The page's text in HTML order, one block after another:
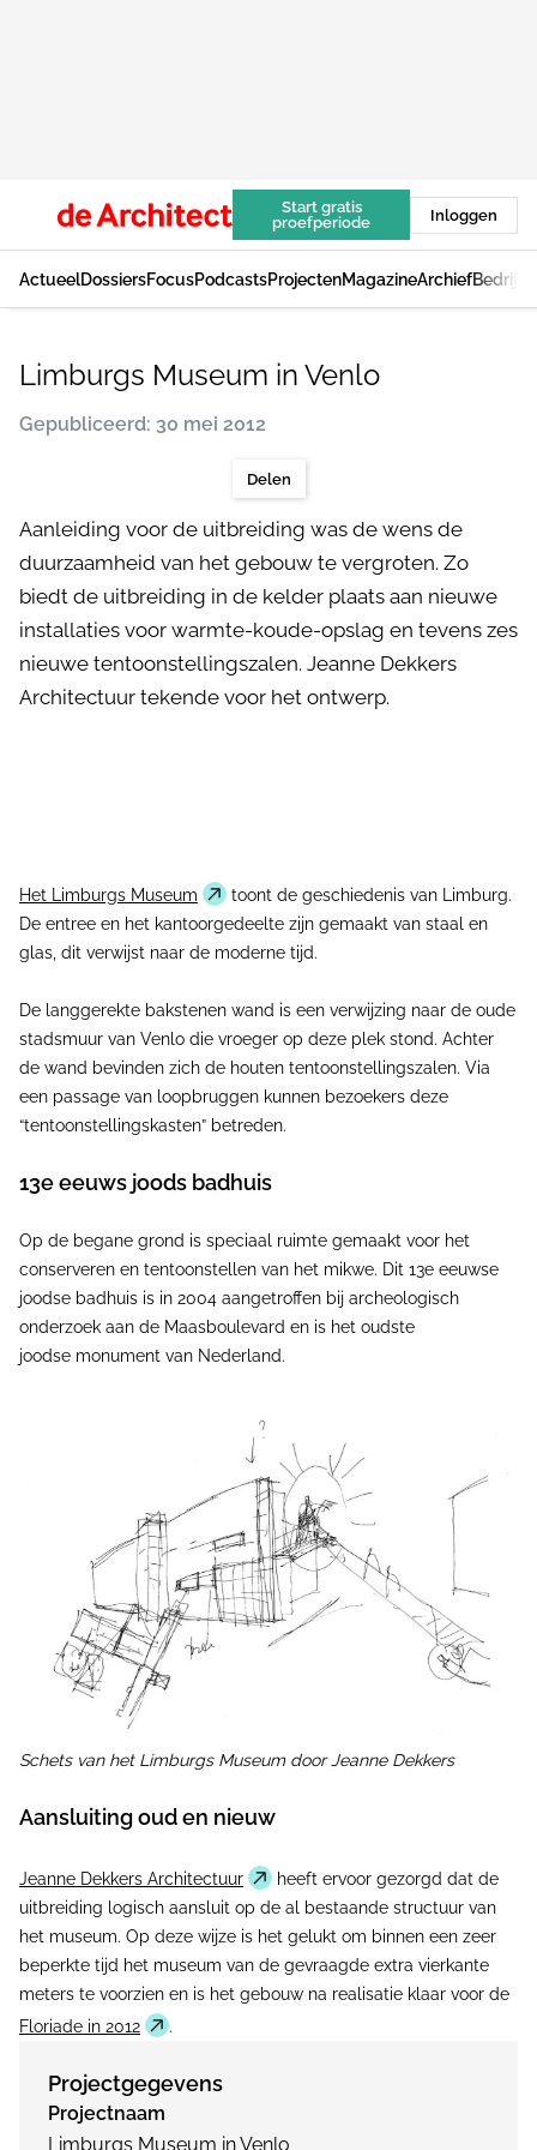
Start gratis
proefperiode
Inloggen
ActueelDossiersFocusPodcastsProjectenMagazineArchief
Limburgs Museum in Venlo
Gepubliceerd: 30 mei 2012
Delen
Aanleiding voor de uitbreiding was de wens de
duurzaamheid van het gebouw te vergroten. Zo
biedt de uitbreiding in de kelder plaats aan nieuwe
installaties voor warmte-koude-opslag en tevens zes
nieuwe tentoonstellingszalen. Jeanne Dekkers
Architectuur tekende voor het ontwerp.
Het Limburgs Museum
toont de geschiedenis van Limburg.
De entree en het kantoorgedeelte zijn gemaakt van staal en
glas, dit verwijst naar de moderne tijd.
De langgerekte bakstenen wand is een verwijzing naar de oude
stadsmuur van Venlo die vroeger op deze plek stond. Achter
de wand bevinden zich de houten tentoonstellingszalen. Via
een passage van loopbruggen kunnen bezoekers deze
“tentoonstellingskasten” betreden.
13e eeuws joods badhuis
Op de begane grond is speciaal ruimte gemaakt voor het
conserveren en tentoonstellen van het mikwe. Dit 13e eeuwse
joodse badhuis is in 2004 aangetroffen bij archeologisch
onderzoek aan de Maasboulevard en is het oudste
joodse monument van Nederland.
Schets van het Limburgs Museum door Jeanne Dekkers
Aansluiting oud en nieuw
Jeanne Dekkers Architectuur
heeft ervoor gezorgd dat de
uitbreiding logisch aansluit op de al bestaande structuur van
het museum. Op deze wijze is het gelukt om binnen een zeer
beperkte tijd het museum van de gevraagde extra vierkante
meters te voorzien en is het gebouw na realisatie klaar voor de
Floriade in 2012
.
Projectgegevens
Projectnaam
Limburgs Museum in Venlo